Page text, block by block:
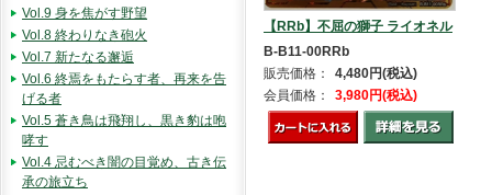
【RRb】不屈の獅子 ライオネル
B-B11-00RRb
販売価格：
4,480円(税込)
会員価格：
3,980円(税込)
Vol.9 身を焦がす野望
Vol.8 終わりなき砲火
Vol.7 新たなる邂逅
Vol.6 終焉をもたらす者、再来を告
げる者
Vol.5 蒼き鳥は飛翔し、黒き豹は咆
哮す
Vol.4 忌むべき闇の目覚め、古き伝
承の旅立ち